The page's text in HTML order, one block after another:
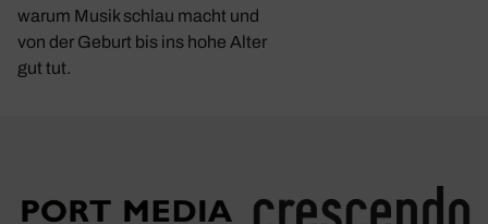
warum Musik schlau macht und
von der Geburt bis ins hohe Alter
gut tut.